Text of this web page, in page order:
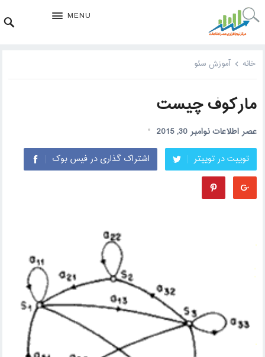
MENU
خانه آموزش سئو
مارکوف چیست
عصر اطلاعاتنوامبر 30, 2015
توییت در توییتر
اشتراک گذاری در فیس بوک